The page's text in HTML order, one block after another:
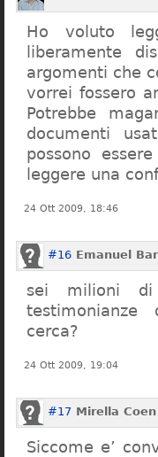
Ho voluto
liberamente
argomenti che
vorrei fossero
Potrebbe
documenti
possono
leggere una
24 Ott 2009, 18:46
#16 Emanuel
sei milioni di
cerca?
24 Ott 2009, 19:04
#17 Mirella Coen
Siccome e’